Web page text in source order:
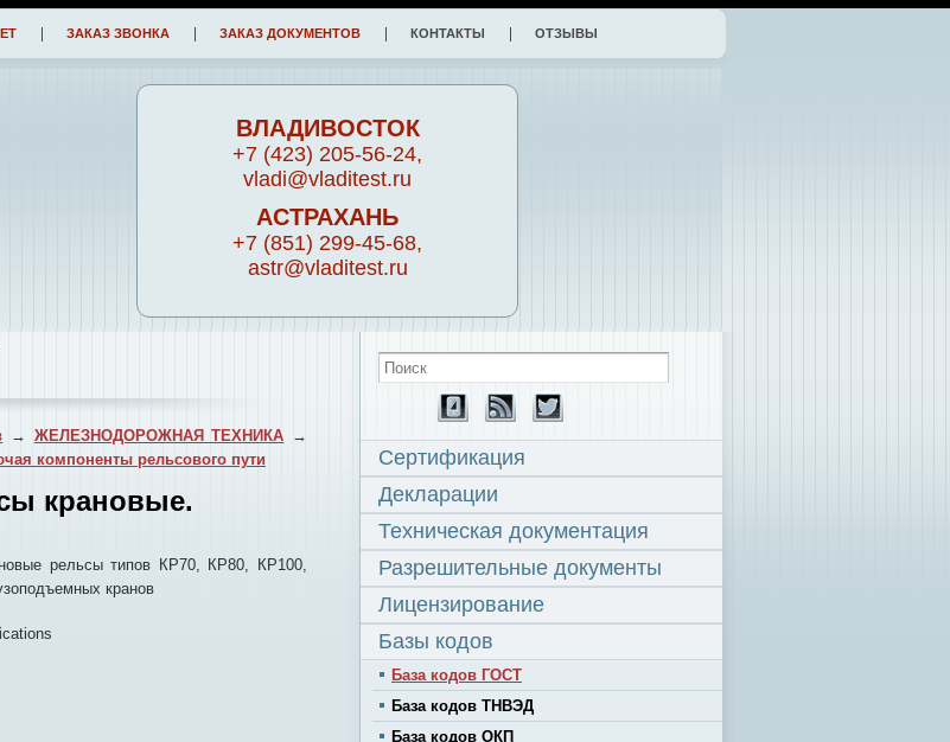
ЗАКАЗ ЗВОНКА ЗАКАЗ ДОКУМЕНТОВ КОНТАКТЫ ОТЗЫВЫ
ВЛАДИВОСТОК
+7 (423) 205-56-24,
vladi@vladitest.ru
АСТРАХАНЬ
+7 (851) 299-45-68,
astr@vladitest.ru
→ ЖЕЛЕЗНОДОРОЖНАЯ ТЕХНИКА →
компоненты рельсового пути
крановые.
рельсы типов КР70, КР80, КР100,
кранов
Сертификация
Декларации
Техническая документация
Разрешительные документы
Лицензирование
Базы кодов
База кодов ГОСТ
База кодов ТНВЭД
База кодов ОКП